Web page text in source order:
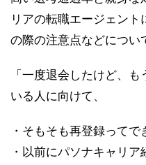
リアの転職エージェン
の際の注意点などについ
「一度退会したけど、
いる人に向けて、
・そもそも再登録ってで
・以前にパソナキャリ